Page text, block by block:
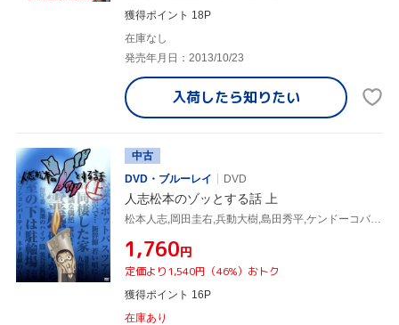
獲得ポイント 18P
在庫なし
発売年月日：2013/10/23
入荷したら知りたい
中古
DVD・ブルーレイ
DVD
人志松本のゾッとする話 上
松本人志,岡田圭右,兵動大樹,島田秀平,ケンドーコバヤシ,大久保佳代子,宮川大輔,千原ジュニア
¥1,760円
定価より1,540円（46%）おトク
獲得ポイント 16P
在庫あり